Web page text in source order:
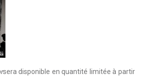
sera disponible en quantité limitée à partir